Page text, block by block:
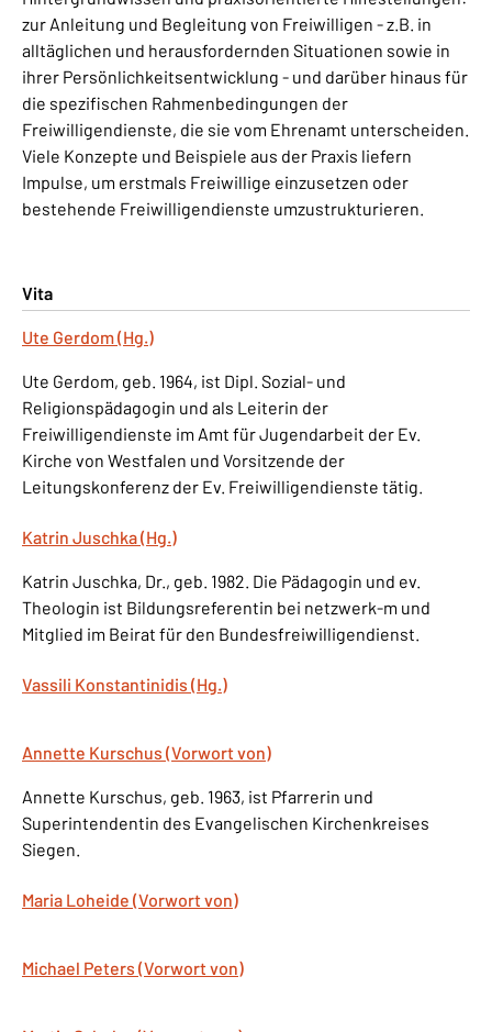
zur Anleitung und Begleitung von Freiwilligen - z.B. in
alltäglichen und herausfordernden Situationen sowie in
ihrer Persönlichkeitsentwicklung - und darüber hinaus für
die spezifischen Rahmenbedingungen der
Freiwilligendienste, die sie vom Ehrenamt unterscheiden.
Viele Konzepte und Beispiele aus der Praxis liefern
Impulse, um erstmals Freiwillige einzusetzen oder
bestehende Freiwilligendienste umzustrukturieren.
Vita
Ute Gerdom (Hg.)
Ute Gerdom, geb. 1964, ist Dipl. Sozial- und
Religionspädagogin und als Leiterin der
Freiwilligendienste im Amt für Jugendarbeit der Ev.
Kirche von Westfalen und Vorsitzende der
Leitungskonferenz der Ev. Freiwilligendienste tätig.
Katrin Juschka (Hg.)
Katrin Juschka, Dr., geb. 1982. Die Pädagogin und ev.
Theologin ist Bildungsreferentin bei netzwerk-m und
Mitglied im Beirat für den Bundesfreiwilligendienst.
Vassili Konstantinidis (Hg.)
Annette Kurschus (Vorwort von)
Annette Kurschus, geb. 1963, ist Pfarrerin und
Superintendentin des Evangelischen Kirchenkreises
Siegen.
Maria Loheide (Vorwort von)
Michael Peters (Vorwort von)